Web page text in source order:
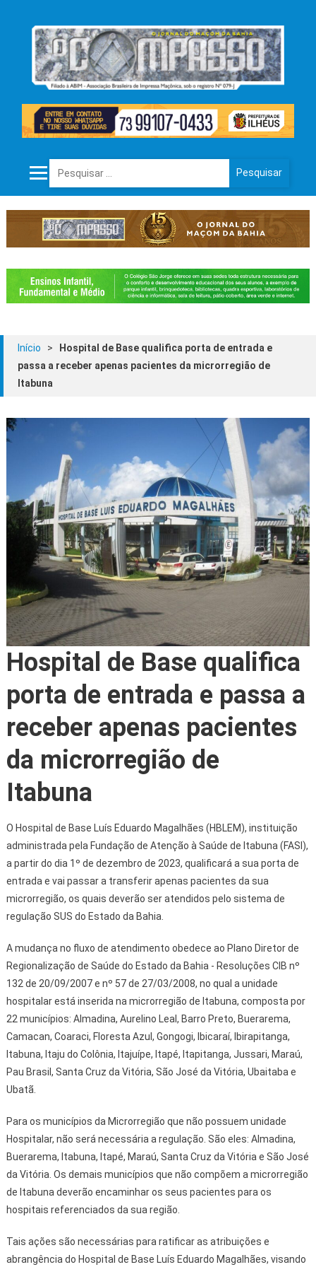
Pesquisar por:
Início >
Hospital de Base qualifica porta de entrada e
passa a receber apenas pacientes da microrregião de
Itabuna
Hospital de Base qualifica
porta de entrada e passa a
receber apenas pacientes
da microrregião de
Itabuna
O Hospital de Base Luís Eduardo Magalhães (HBLEM), instituição
administrada pela Fundação de Atenção à Saúde de Itabuna (FASI),
a partir do dia 1º de dezembro de 2023, qualificará a sua porta de
entrada e vai passar a transferir apenas pacientes da sua
microrregião, os quais deverão ser atendidos pelo sistema de
regulação SUS do Estado da Bahia.
A mudança no fluxo de atendimento obedece ao Plano Diretor de
Regionalização de Saúde do Estado da Bahia - Resoluções CIB nº
132 de 20/09/2007 e nº 57 de 27/03/2008, no qual a unidade
hospitalar está inserida na microrregião de Itabuna, composta por
22 municípios: Almadina, Aurelino Leal, Barro Preto, Buerarema,
Camacan, Coaraci, Floresta Azul, Gongogi, Ibicaraí, Ibirapitanga,
Itabuna, Itaju do Colônia, Itajuípe, Itapé, Itapitanga, Jussari, Maraú,
Pau Brasil, Santa Cruz da Vitória, São José da Vitória, Ubaitaba e
Ubatã.
Para os municípios da Microrregião que não possuem unidade
Hospitalar, não será necessária a regulação. São eles: Almadina,
Buerarema, Itabuna, Itapé, Maraú, Santa Cruz da Vitória e São José
da Vitória. Os demais municípios que não compõem a microrregião
de Itabuna deverão encaminhar os seus pacientes para os
hospitais referenciados da sua região.
Tais ações são necessárias para ratificar as atribuições e
abrangência do Hospital de Base Luís Eduardo Magalhães, visando